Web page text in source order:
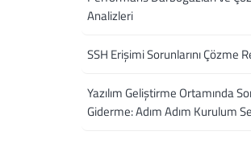
Analizleri
SSH Erişimi Sorunlarını Çözme
Yazılım Geliştirme Ortamında
Giderme: Adım Adım Kurulum